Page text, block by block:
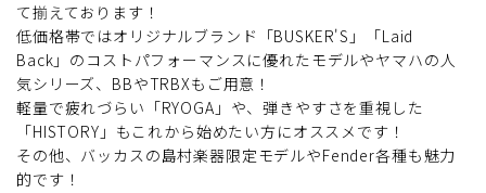
て揃えております！
低価格帯ではオリジナルブランド「BUSKER'S」「Laid
Back」のコストパフォーマンスに優れたモデルやヤマハの人
気シリーズ、BBやTRBXもご用意！
軽量で疲れづらい「RYOGA」や、弾きやすさを重視した
「HISTORY」もこれから始めたい方にオススメです！
その他、バッカスの島村楽器限定モデルやFender各種も魅力
的です！